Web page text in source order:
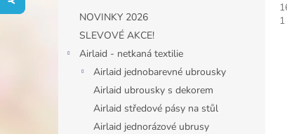
NOVINKY 2026
SLEVOVÉ AKCE!
Airlaid - netkaná textilie
Airlaid jednobarevné ubrousky
Airlaid ubrousky s dekorem
Airlaid středové pásy na stůl
Airlaid jednorázové ubrusy